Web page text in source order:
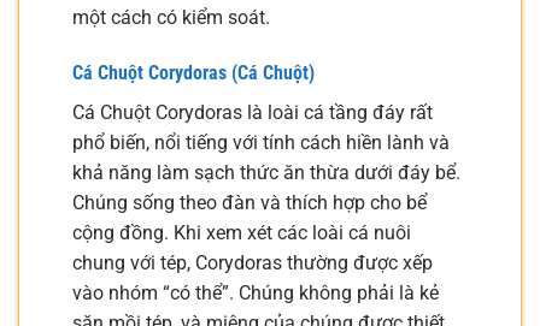
một cách có kiểm soát.
Cá Chuột Corydoras (Cá Chuột)
Cá Chuột Corydoras là loài cá tầng đáy rất
phổ biến, nổi tiếng với tính cách hiền lành và
khả năng làm sạch thức ăn thừa dưới đáy bể.
Chúng sống theo đàn và thích hợp cho bể
cộng đồng. Khi xem xét các loài cá nuôi
chung với tép, Corydoras thường được xếp
vào nhóm “có thể”. Chúng không phải là kẻ